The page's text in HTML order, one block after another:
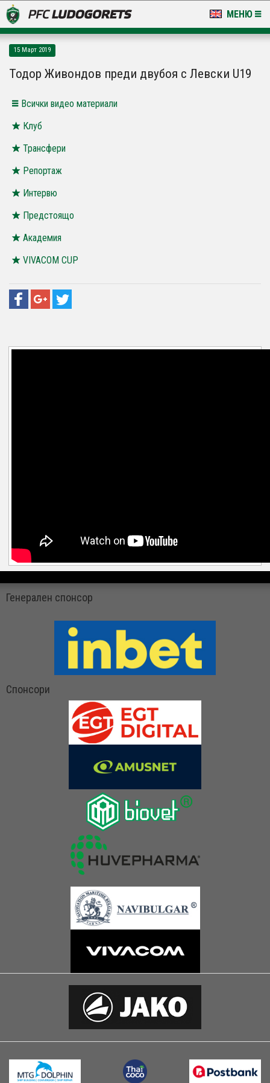
МЕНЮ
LUDOGORETS TV
СТАДИОН & БАЗИ
КЛУБ
ЗА ФЕНОВЕ
15 Март 2019
Тодор Живондов преди двубоя с Левски U19
Всички видео материали
Клуб
Трансфери
Репортаж
Интервю
Предстоящо
Академия
VIVACOM CUP
Генерален спонсор
Спонсори